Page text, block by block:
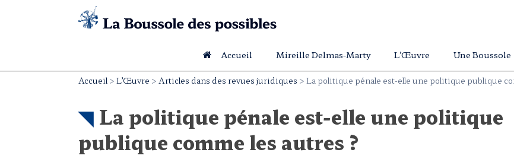
Accueil Mireille Delmas-Marty L’Œuvre Une Boussole
Accueil > L’Œuvre > Articles dans des revues juridiques > La politique pénale est-elle une politique publique
La politique pénale est-elle une politique
publique comme les autres ?